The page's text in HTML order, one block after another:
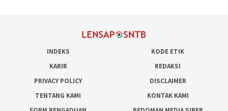
INDEKS
KODE ETIK
KARIR
REDAKSI
PRIVACY POLICY
DISCLAIMER
TENTANG KAMI
KONTAK KAMI